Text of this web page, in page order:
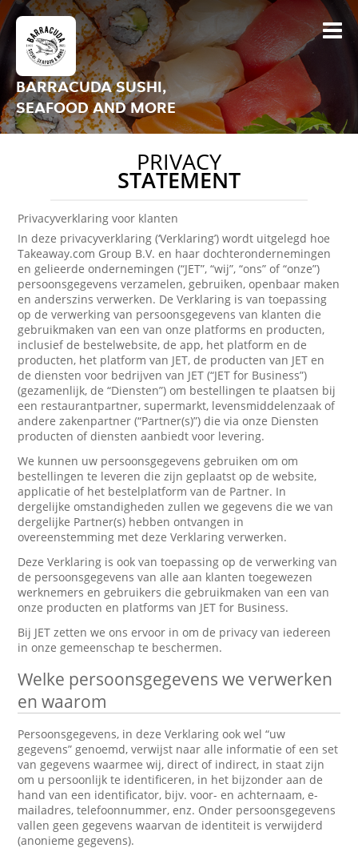
BARRACUDA SUSHI,
SEAFOOD AND MORE
PRIVACY
STATEMENT
Privacyverklaring voor klanten
In deze privacyverklaring (‘Verklaring’) wordt uitgelegd hoe
Takeaway.com Group B.V. en haar dochterondernemingen
en gelieerde ondernemingen (“JET”, “wij”, “ons” of “onze”)
persoonsgegevens verzamelen, gebruiken, openbaar maken
en anderszins verwerken. De Verklaring is van toepassing
op de verwerking van persoonsgegevens van klanten die
gebruikmaken van een van onze platforms en producten,
inclusief de bestelwebsite, de app, het platform en de
producten, het platform van JET, de producten van JET en
de diensten voor bedrijven van JET (“JET for Business”)
(gezamenlijk, de “Diensten”) om bestellingen te plaatsen bij
een restaurantpartner, supermarkt, levensmiddelenzaak of
andere zakenpartner (“Partner(s)”) die via onze Diensten
producten of diensten aanbiedt voor levering.
We kunnen uw persoonsgegevens gebruiken om om
bestellingen te leveren die zijn geplaatst op de website,
applicatie of het bestelplatform van de Partner. In
dergelijke omstandigheden zullen we gegevens die we van
dergelijke Partner(s) hebben ontvangen in
overeenstemming met deze Verklaring verwerken.
Deze Verklaring is ook van toepassing op de verwerking van
de persoonsgegevens van alle aan klanten toegewezen
werknemers en gebruikers die gebruikmaken van een van
onze producten en platforms van JET for Business.
Bij JET zetten we ons ervoor in om de privacy van iedereen
in onze gemeenschap te beschermen.
Welke persoonsgegevens we verwerken
en waarom
Persoonsgegevens, in deze Verklaring ook wel “uw
gegevens” genoemd, verwijst naar alle informatie of een set
van gegevens waarmee wij, direct of indirect, in staat zijn
om u persoonlijk te identificeren, in het bijzonder aan de
hand van een identificator, bijv. voor- en achternaam, e-
mailadres, telefoonnummer, enz. Onder persoonsgegevens
vallen geen gegevens waarvan de identiteit is verwijderd
(anonieme gegevens).